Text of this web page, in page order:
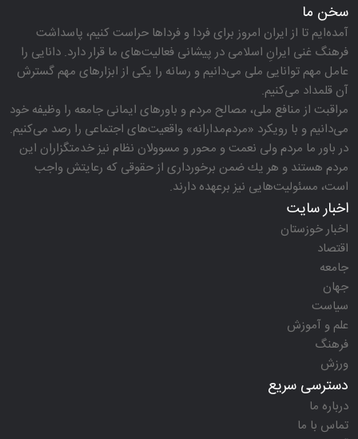
سخن ما
آمده‌ایم تا از ایران امروز برای فردا و فرداها حراست كنیم، پاسداشت
فرهنگ غنی ایرانِ اسلامی در پیشانی فعالیت‌های ما قرار دارد. دانایی را
عامل مهم توانایی ملی می‌دانیم و رسانه را یكی از ابزارهای مهم گسترش
آن قلمداد می‌كنیم.
مراقبت از منافع ملی، مصالح مردم و باورهای ایمانی جامعه را وظیفه خود
می‌دانیم و با رویكرد «مردم‌مدارانه‌» واقعیت‌های اجتماعی را رصد می‌كنیم.
در باور ما مردم ولی نعمت و محور و مسوولان نظام نیز خدمتگزاران این
مردم هستند و هر یك ضمن برخورداری از حقوقی كه رعایتش واجب
است، مسئولیت‌هایی نیز برعهده دارند.
اخبار سایت
اخبار خوزستان
اقتصاد
جامعه
جهان
سیاست
علم و آموزش
فرهنگ
ورزش
دسترسی سریع
درباره ما
تماس با ما